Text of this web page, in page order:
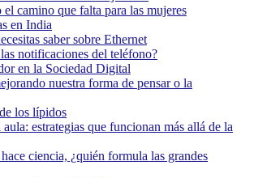
camino que falta para las mujeres
en India
saber sobre Ethernet
notificaciones del teléfono?
en la Sociedad Digital
nuestra forma de pensar o la
los lípidos
estrategias que funcionan más allá de la
ciencia, ¿quién formula las grandes